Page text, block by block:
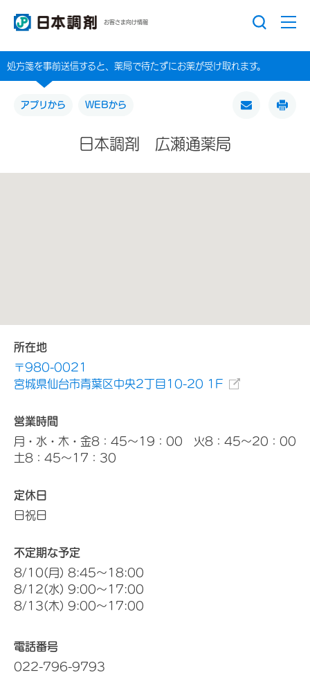
お客さま向け情報
処方箋を事前送信すると、薬局で待たずにお薬が受け取れます。
アプリから WEBから
日本調剤 広瀬通薬局
所在地
〒980-0021
宮城県仙台市青葉区中央2丁目10-20 1F
営業時間
月・水・木・金8：45～19：00 火8：45～20：00
土8：45～17：30
定休日
日祝日
不定期な予定
8/10(月) 8:45～18:00
8/12(水) 9:00～17:00
8/13(木) 9:00～17:00
電話番号
022-796-9793